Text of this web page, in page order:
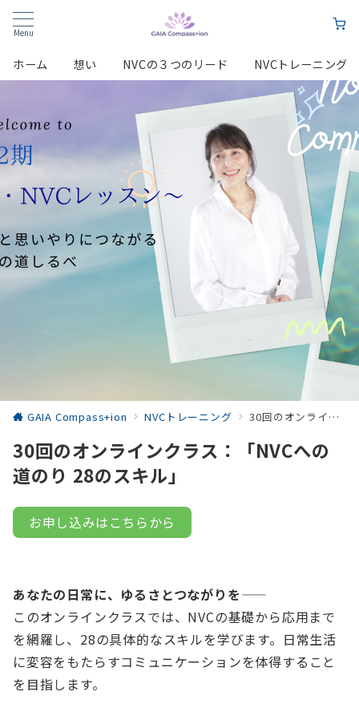
Menu
ホーム 想い NVCの３つのリード NVCトレーニング
GAIA Compass+ion NVCトレーニング 30回のオンラインクラス：「NVCへの道のり 28のスキル」
30回のオンラインクラス：「NVCへの
道のり 28のスキル」
お申し込みはこちらから
あなたの日常に、ゆるさとつながりを――
このオンラインクラスでは、NVCの基礎から応用まで
を網羅し、28の具体的なスキルを学びます。日常生活
に変容をもたらすコミュニケーションを体得すること
を目指します。